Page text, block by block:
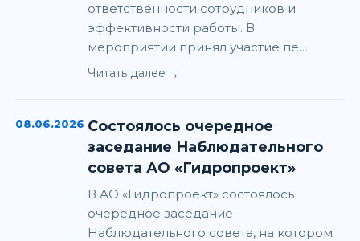
ответственности сотрудников и
эффективности работы. В
мероприятии принял участие пе…
Читать далее →
08.06.2026 Состоялось очередное
заседание Наблюдательного
совета АО «Гидропроект»
В АО «Гидропроект» состоялось
очередное заседание
Наблюдательного совета, на котором